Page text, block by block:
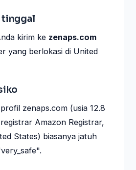
tinggal
kirim ke zenaps.com
yang berlokasi di United
zenaps.com (usia 12.8
Amazon Registrar,
States) biasanya jatuh